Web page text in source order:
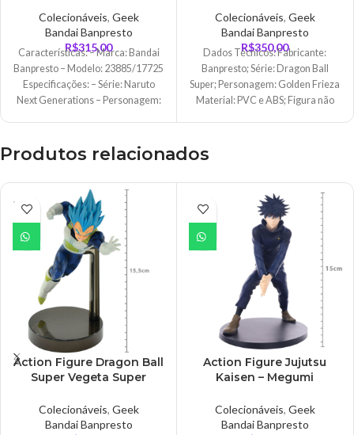
Vibration Stars
Colecionáveis, Geek
Bandai Banpresto
R$315,00
Características: – Marca: Bandai
Banpresto – Modelo: 23885/17725
Especificações: – Série: Naruto
Next Generations – Personagem:
Colecionáveis, Geek
Bandai Banpresto
R$350,00
Dados Técnicos: Fabricante:
Banpresto; Série: Dragon Ball
Super; Personagem: Golden Frieza
Material: PVC e ABS; Figura não
Produtos relacionados
ESGO
TADO
Action Figure Dragon Ball
Super Vegeta Super
Colecionáveis, Geek
Bandai Banpresto
Action Figure Jujutsu
Kaisen – Megumi
Colecionáveis, Geek
Bandai Banpresto